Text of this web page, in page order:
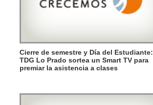
Cierre de semestre y Día del Estudiante:
TDG Lo Prado sortea un Smart TV para
premiar la asistencia a clases